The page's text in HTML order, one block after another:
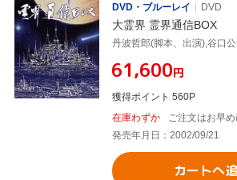
DVD・ブルーレイ
DVD
大霊界 霊界通信BOX
¥61,600円
獲得ポイント 560P
在庫わずか
ご注文はお早め
発売年月日：2002/09/21
カートへ